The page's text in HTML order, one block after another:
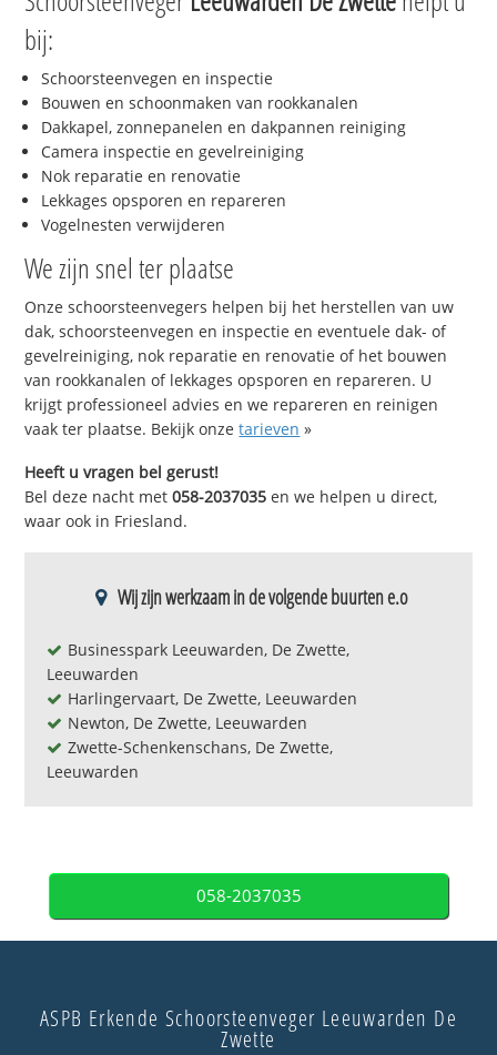
bij:
Schoorsteenvegen en inspectie
Bouwen en schoonmaken van rookkanalen
Dakkapel, zonnepanelen en dakpannen reiniging
Camera inspectie en gevelreiniging
Nok reparatie en renovatie
Lekkages opsporen en repareren
Vogelnesten verwijderen
We zijn snel ter plaatse
Onze schoorsteenvegers helpen bij het herstellen van uw
dak, schoorsteenvegen en inspectie en eventuele dak- of
gevelreiniging, nok reparatie en renovatie of het bouwen
van rookkanalen of lekkages opsporen en repareren. U
krijgt professioneel advies en we repareren en reinigen
vaak ter plaatse. Bekijk onzetarieven »
Heeft u vragen bel gerust!
Bel deze nacht met058-2037035 en we helpen u direct,
waar ook in Friesland.
Wij zijn werkzaam in de volgende buurten e.o
Businesspark Leeuwarden, De Zwette,
Leeuwarden
Harlingervaart, De Zwette, Leeuwarden
Newton, De Zwette, Leeuwarden
Zwette-Schenkenschans, De Zwette,
Leeuwarden
058-2037035
ASPB Erkende Schoorsteenveger Leeuwarden De
Zwette